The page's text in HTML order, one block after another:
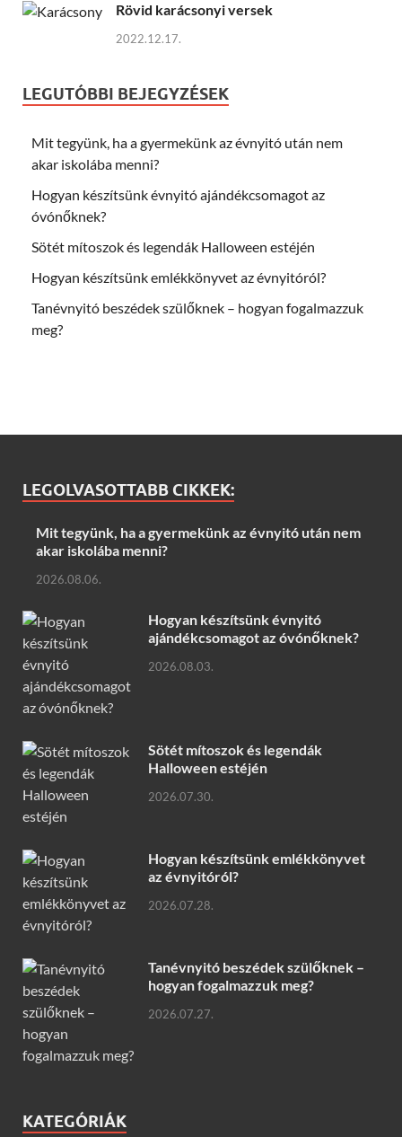
Rövid karácsonyi versek
2022.12.17.
LEGUTÓBBI BEJEGYZÉSEK
Mit tegyünk, ha a gyermekünk az évnyitó után nem
akar iskolába menni?
Hogyan készítsünk évnyitó ajándékcsomagot az
óvónőknek?
Sötét mítoszok és legendák Halloween estéjén
Hogyan készítsünk emlékkönyvet az évnyitóról?
Tanévnyitó beszédek szülőknek – hogyan fogalmazzuk
meg?
LEGOLVASOTTABB CIKKEK:
Mit tegyünk, ha a gyermekünk az évnyitó után nem
akar iskolába menni?
2026.08.06.
Hogyan készítsünk évnyitó
ajándékcsomagot az óvónőknek?
2026.08.03.
Sötét mítoszok és legendák
Halloween estéjén
2026.07.30.
Hogyan készítsünk emlékkönyvet
az évnyitóról?
2026.07.28.
Tanévnyitó beszédek szülőknek –
hogyan fogalmazzuk meg?
2026.07.27.
KATEGÓRIÁK